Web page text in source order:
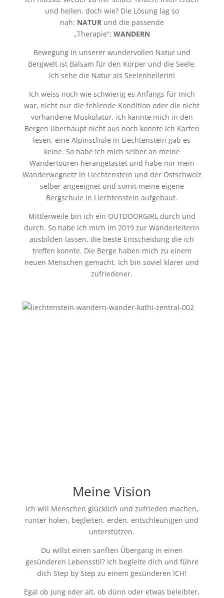
und heilen, doch wie? Die Lösung lag so
nah: NATUR und die passende
„Therapie“: WANDERN
Bewegung in unserer wundervollen Natur und
Bergwelt ist Balsam für den Körper und die Seele.
Ich sehe die Natur als Seelenheilerin!
Ich weiss noch wie schwierig es Anfangs für mich
war, nicht nur die fehlende Kondition oder die nicht
vorhandene Muskulatur, ich kannte mich in den
Bergen überhaupt nicht aus noch konnte ich Karten
lesen, eine Alpinschule in Liechtenstein gab es
keine. So habe ich mich selber an meine
Wandertouren herangetastet und habe mir mein
Wanderwegnetz in Liechtenstein und der Ostschweiz
selber angeeignet und somit meine eigene
Bergschule in Liechtenstein aufgebaut.
Mittlerweile bin ich ein OUTDOORGIRL durch und
durch. So habe ich mich im 2019 zur Wanderleiterin
ausbilden lassen, die beste Entscheidung die ich
treffen konnte. Die Berge haben mich zu einem
neuen Menschen gemacht. Ich bin soviel klarer und
zufriedener.
Meine Vision
Ich will Menschen glücklich und zufrieden machen,
runter holen, begleiten, erden, entschleunigen und
unterstützen.
Du willst einen sanften Übergang in einen
gesünderen Lebensstil? Ich begleite dich und führe
dich Step by Step zu einem gesünderen ICH!
Egal ob jung oder alt, ob dünn oder etwas beleibter,